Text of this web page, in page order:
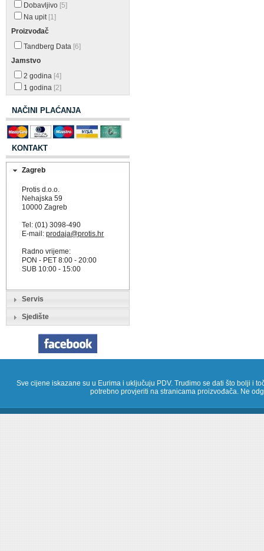
Dobavljivo [5]
Na upit [1]
Proizvođač
Tandberg Data [6]
Jamstvo
2 godina [4]
1 godina [2]
NAČINI PLAĆANJA
KONTAKT
Zagreb
Protis d.o.o.
Nehajska 59
10000 Zagreb
Tel: (01) 3098-490
E-mail:prodaja@protis.hr
Radno vrijeme:
PON - PET 8:00 - 20:00
SUB 10:00 - 15:00
Servis
Sjedište
Sve cijene iskazane su u Eurima i uključuju PDV. Trudimo se dati što bolji i
potrebno provjeriti na stranicama proizvođača. Ne